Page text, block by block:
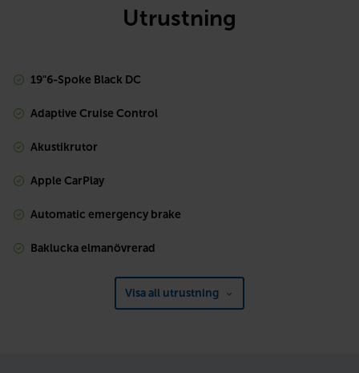
Utrustning
19"6-Spoke Black DC
Adaptive Cruise Control
Akustikrutor
Apple CarPlay
Automatic emergency brake
Baklucka elmanövrerad
Visa all utrustning